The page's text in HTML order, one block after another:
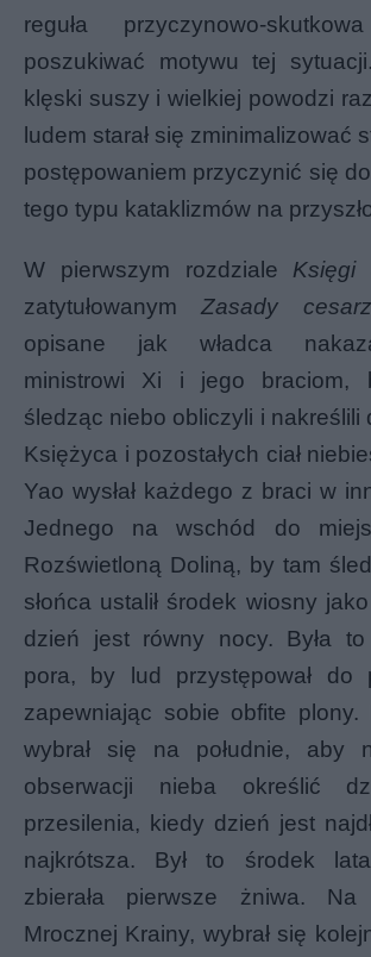
reguła przyczynowo-
poszukiwać motywu tej
klęski suszy i wielkiej powodzi
ludem starał się zminimalizować
postępowaniem przyczynić się
tego typu kataklizmów na
W pierwszym rozdziale Księgi
zatytułowanymZasady
opisane jak władca
ministrowi Xi i jego braciom,
śledząc niebo obliczyli i nakreślili
Księżyca i pozostałych ciał
Yao wysłał każdego z braci w
Jednego na wschód do
Rozświetloną Doliną, by tam
słońca ustalił środek wiosny
dzień jest równy nocy. Była to
pora, by lud przystępował do
zapewniając sobie obfite
wybrał się na południe, aby
obserwacji nieba określić
przesilenia, kiedy dzień jest
najkrótsza. Był to środek
zbierała pierwsze żniwa.
Mrocznej Krainy, wybrał się